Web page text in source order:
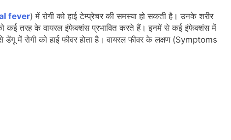
fever) में रोगी को हाई टेम्प्रेचर की समस्या हो सकती है। उनके शरीर
कई तरह के वायरल इंफेक्शंस प्रभावित करते हैं। इनमें से कई इंफेक्शंस में
में रोगी को हाई फीवर होता है। वायरल फीवर के लक्षण (Symptoms